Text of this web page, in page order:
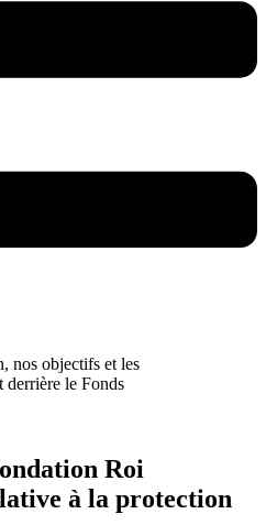
nos objectifs et les
derrière le Fonds
Roi
à la protection